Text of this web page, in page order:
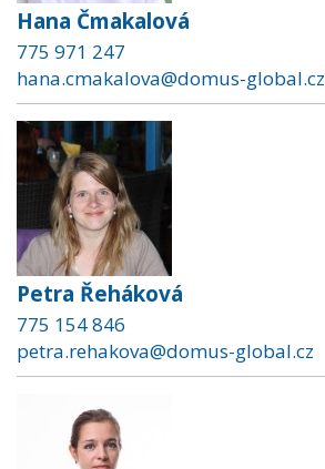
Hana Čmakalová
775 971 247
hana.cmakalova@domus-global.cz
Petra Řeháková
775 154 846
petra.rehakova@domus-global.cz